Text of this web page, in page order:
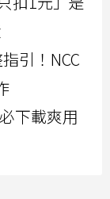
引！NCC
下載爽用